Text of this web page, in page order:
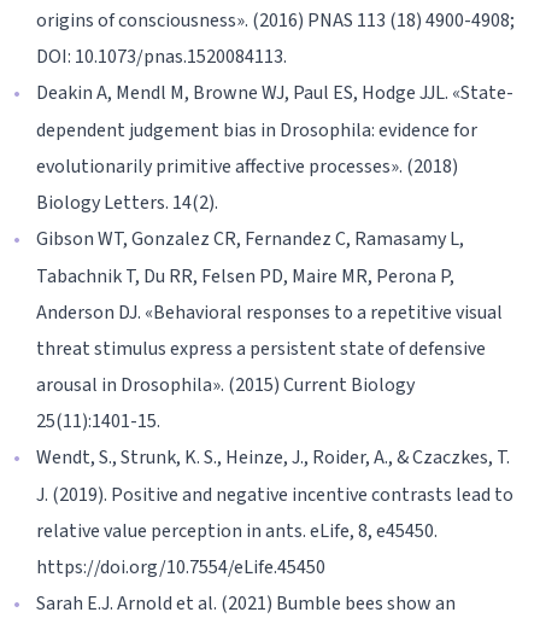
origins of consciousness». (2016) PNAS 113 (18) 4900-4908;
DOI: 10.1073/pnas.1520084113.
Deakin A, Mendl M, Browne WJ, Paul ES, Hodge JJL. «State-
dependent judgement bias in Drosophila: evidence for
evolutionarily primitive affective processes». (2018)
Biology Letters. 14(2).
Gibson WT, Gonzalez CR, Fernandez C, Ramasamy L,
Tabachnik T, Du RR, Felsen PD, Maire MR, Perona P,
Anderson DJ. «Behavioral responses to a repetitive visual
threat stimulus express a persistent state of defensive
arousal in Drosophila». (2015) Current Biology
25(11):1401-15.
Wendt, S., Strunk, K. S., Heinze, J., Roider, A., & Czaczkes, T.
J. (2019). Positive and negative incentive contrasts lead to
relative value perception in ants. eLife, 8, e45450.
https://doi.org/10.7554/eLife.45450
Sarah E.J. Arnold et al. (2021) Bumble bees show an